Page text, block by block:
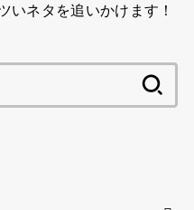
いネタを追いかけます！
: